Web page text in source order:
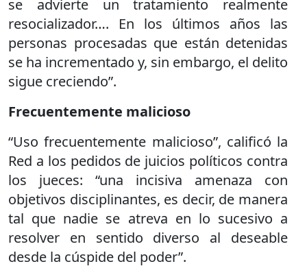
se advierte un tratamiento realmente
resocializador…. En los últimos años las
personas procesadas que están detenidas
se ha incrementado y, sin embargo, el delito
sigue creciendo”.
Frecuentemente malicioso
“Uso frecuentemente malicioso”, calificó la
Red a los pedidos de juicios políticos contra
los jueces: “una incisiva amenaza con
objetivos disciplinantes, es decir, de manera
tal que nadie se atreva en lo sucesivo a
resolver en sentido diverso al deseable
desde la cúspide del poder”.